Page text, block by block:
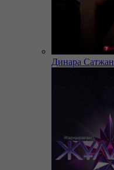
Динара Сатжан